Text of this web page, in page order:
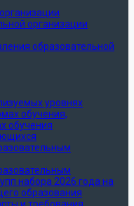
организации
образовательной
уровнях
обучения,
обучения
набора 2026 года на
образования